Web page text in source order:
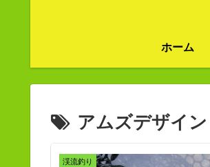
ホーム
アムズデザイン
渓流釣り